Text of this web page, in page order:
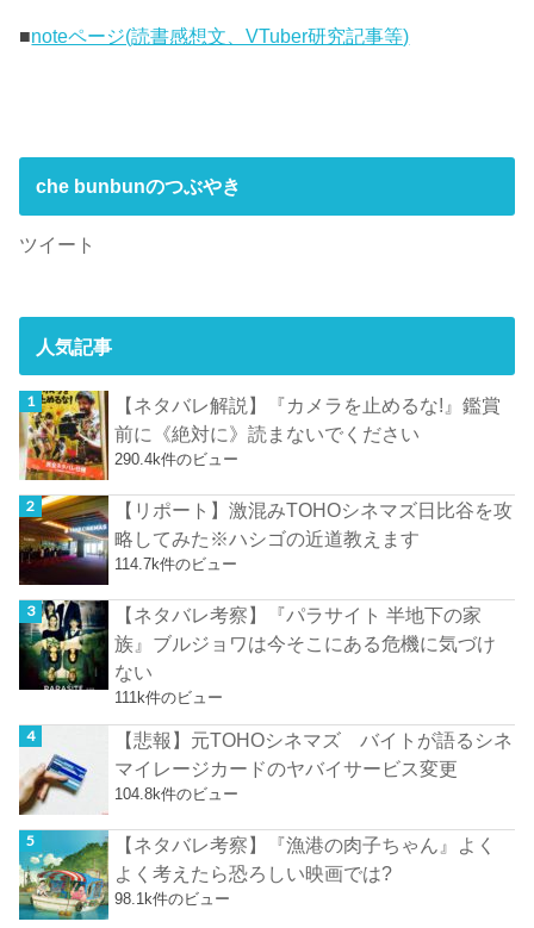
■noteページ(読書感想文、VTuber研究記事等)
che bunbunのつぶやき
ツイート
人気記事
【ネタバレ解説】『カメラを止めるな!』鑑賞
前に《絶対に》読まないでください
290.4k件のビュー
【リポート】激混みTOHOシネマズ日比谷を攻
略してみた※ハシゴの近道教えます
114.7k件のビュー
【ネタバレ考察】『パラサイト 半地下の家
族』ブルジョワは今そこにある危機に気づけ
ない
111k件のビュー
【悲報】元TOHOシネマズ バイトが語るシネ
マイレージカードのヤバイサービス変更
104.8k件のビュー
【ネタバレ考察】『漁港の肉子ちゃん』よく
よく考えたら恐ろしい映画では?
98.1k件のビュー